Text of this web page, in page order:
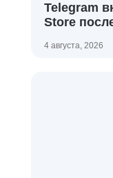
Telegram
Store
4 августа, 2026